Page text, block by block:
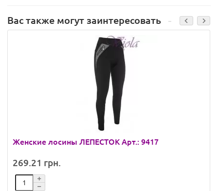
Вас также могут заинтересовать
Женские лосины ЛЕПЕСТОК Арт.: 9417
269.21 грн.